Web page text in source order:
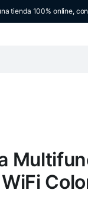
tienda 100% online,